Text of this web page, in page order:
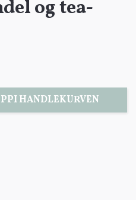
og tea-
HANDLEKURVEN